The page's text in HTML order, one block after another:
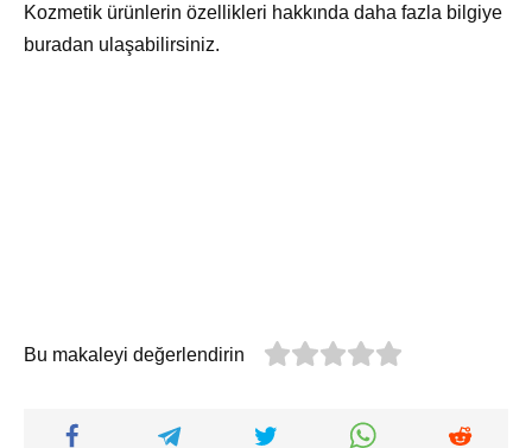
Kozmetik ürünlerin özellikleri hakkında daha fazla bilgiye
buradan ulaşabilirsiniz.
Bu makaleyi değerlendirin